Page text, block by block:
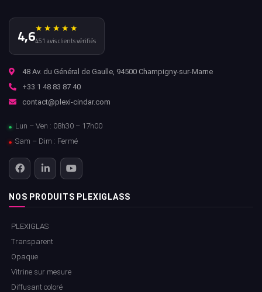
4,6★★★★★
451 avis clients vérifiés
48 Av. du Général de Gaulle, 94500 Champigny-sur-Marne
+33 1 48 83 87 40
contact@plexi-cindar.com
Lun – Ven : 08h30 – 17h00
Sam – Dim : Fermé
NOS PRODUITS PLEXIGLASS
PLEXIGLAS
Transparent
Opaque
Vitrine sur mesure
Diffusant coloré